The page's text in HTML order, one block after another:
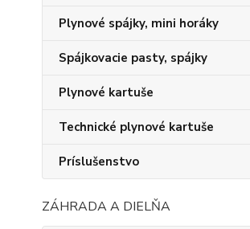
Plynové spájky, mini horáky
Spájkovacie pasty, spájky
Plynové kartuše
Technické plynové kartuše
Príslušenstvo
ZÁHRADA A DIELŇA